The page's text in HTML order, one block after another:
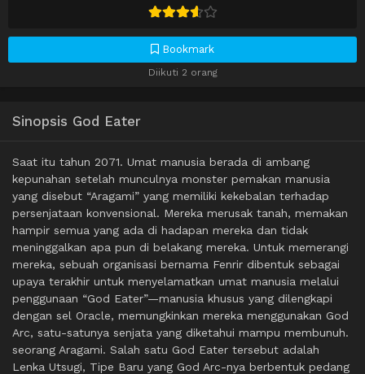
Bookmark
Diikuti 2 orang
Sinopsis God Eater
Saat itu tahun 2071. Umat ​​manusia berada di ambang
kepunahan setelah munculnya monster pemakan manusia
yang disebut “Aragami” yang memiliki kekebalan terhadap
persenjataan konvensional. Mereka merusak tanah, memakan
hampir semua yang ada di hadapan mereka dan tidak
meninggalkan apa pun di belakang mereka. Untuk memerangi
mereka, sebuah organisasi bernama Fenrir dibentuk sebagai
upaya terakhir untuk menyelamatkan umat manusia melalui
penggunaan “God Eater”—manusia khusus yang dilengkapi
dengan sel Oracle, memungkinkan mereka menggunakan God
Arc, satu-satunya senjata yang diketahui mampu membunuh.
seorang Aragami. Salah satu God Eater tersebut adalah
Lenka Utsugi, Tipe Baru yang God Arc-nya berbentuk pedang